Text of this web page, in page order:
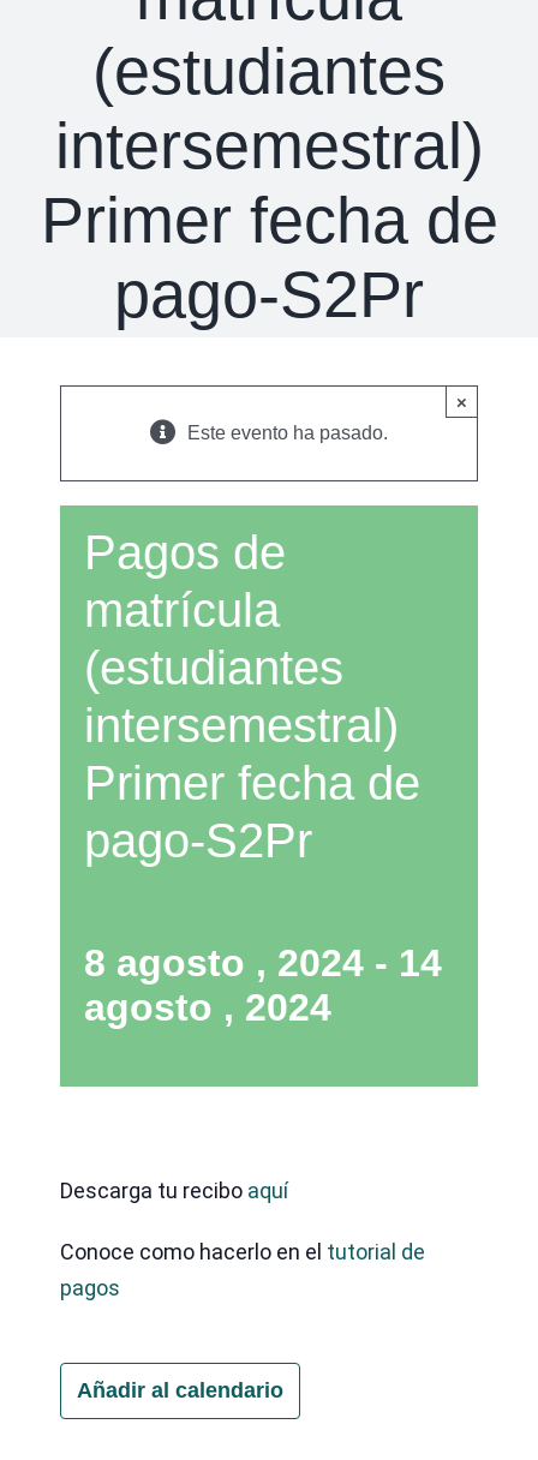
(estudiantes
intersemestral)
Primer fecha de
pago-S2Pr
×
Este evento ha pasado.
Pagos de
matrícula
(estudiantes
intersemestral)
Primer fecha de
pago-S2Pr
8 agosto , 2024 - 14
agosto , 2024
Descarga tu recibo aquí
Conoce como hacerlo en el tutorial de
pagos
Añadir al calendario